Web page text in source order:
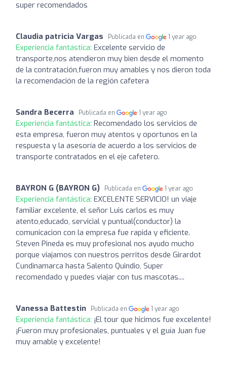
super recomendados
Claudia patricia Vargas Publicada en 1 year ago
Experiencia fantástica: Excelente servicio de
transporte,nos atendieron muy bien desde el momento
de la contratación,fueron muy amables y nos dieron toda
la recomendación de la región cafetera
Sandra Becerra Publicada en 1 year ago
Experiencia fantástica: Recomendado los servicios de
esta empresa, fueron muy atentos y oportunos en la
respuesta y la asesoría de acuerdo a los servicios de
transporte contratados en el eje cafetero.
BAYRON G (BAYRON G) Publicada en 1 year ago
Experiencia fantástica: EXCELENTE SERVICIO! un viaje
familiar excelente, el señor Luis carlos es muy
atento,educado, servicial y puntual(conductor) la
comunicacion con la empresa fue rapida y eficiente.
Steven Pineda es muy profesional nos ayudo mucho
porque viajamos con nuestros perritos desde Girardot
Cundinamarca hasta Salento Quindio, Super
recomendado y puedes viajar con tus mascotas....
Vanessa Battestin Publicada en 1 year ago
Experiencia fantástica: ¡El tour que hicimos fue excelente!
¡Fueron muy profesionales, puntuales y el guía Juan fue
muy amable y excelente!